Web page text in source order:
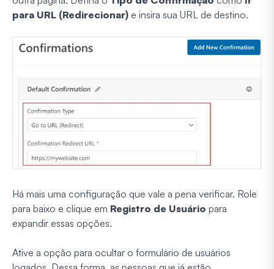
para URL (Redirecionar) e insira sua URL de destino.
Há mais uma configuração que vale a pena verificar. Role
para baixo e clique em Registro de Usuário para
expandir essas opções.
Ative a opção para ocultar o formulário de usuários